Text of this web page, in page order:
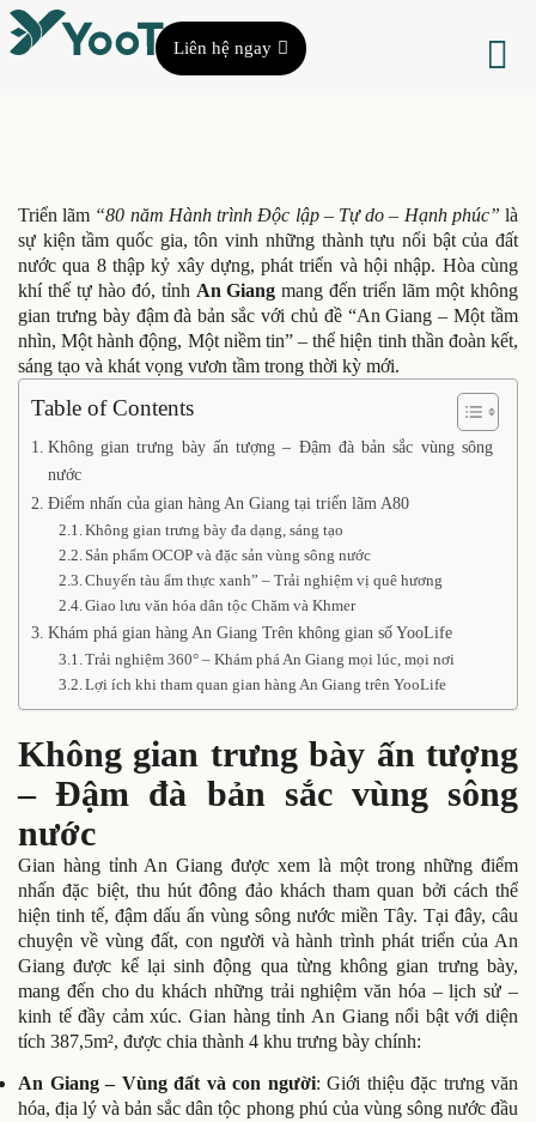
Liên hệ ngay
Triển lãm “80 năm Hành trình Độc lập – Tự do – Hạnh phúc” là
sự kiện tầm quốc gia, tôn vinh những thành tựu nổi bật của đất
nước qua 8 thập kỷ xây dựng, phát triển và hội nhập. Hòa cùng
khí thế tự hào đó, tỉnh An Giang mang đến triển lãm một không
gian trưng bày đậm đà bản sắc với chủ đề “An Giang – Một tầm
nhìn, Một hành động, Một niềm tin” – thể hiện tinh thần đoàn kết,
sáng tạo và khát vọng vươn tầm trong thời kỳ mới.
Table of Contents
Không gian trưng bày ấn tượng – Đậm đà bản sắc vùng sông
nước
Điểm nhấn của gian hàng An Giang tại triển lãm A80
Không gian trưng bày đa dạng, sáng tạo
Sản phẩm OCOP và đặc sản vùng sông nước
Chuyến tàu ẩm thực xanh” – Trải nghiệm vị quê hương
Giao lưu văn hóa dân tộc Chăm và Khmer
Khám phá gian hàng An Giang Trên không gian số YooLife
Trải nghiệm 360° – Khám phá An Giang mọi lúc, mọi nơi
Lợi ích khi tham quan gian hàng An Giang trên YooLife
Không gian trưng bày ấn tượng
– Đậm đà bản sắc vùng sông
nước
Gian hàng tỉnh An Giang được xem là một trong những điểm
nhấn đặc biệt, thu hút đông đảo khách tham quan bởi cách thể
hiện tinh tế, đậm dấu ấn vùng sông nước miền Tây. Tại đây, câu
chuyện về vùng đất, con người và hành trình phát triển của An
Giang được kể lại sinh động qua từng không gian trưng bày,
mang đến cho du khách những trải nghiệm văn hóa – lịch sử –
kinh tế đầy cảm xúc. Gian hàng tỉnh An Giang nổi bật với diện
tích 387,5m², được chia thành 4 khu trưng bày chính:
An Giang – Vùng đất và con người: Giới thiệu đặc trưng văn
hóa, địa lý và bản sắc dân tộc phong phú của vùng sông nước đầu